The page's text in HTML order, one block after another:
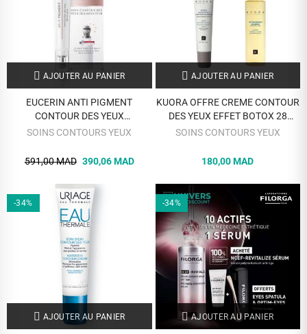
AJOUTER AU PANIER
EUCERIN ANTI PIGMENT
CONTOUR DES YEUX
ILLUMINATEUR 15 ML
SOINS CONTOURS YEUX
591,00 MAD 390,06 MAD
AJOUTER AU PANIER
KUORA OFFRE CREME CONTOUR
DES YEUX EFFET BOTOX 28
JOURS 15 ML + 1 SHAMPOOING
SOINS CONTOURS YEUX
180,00 MAD
-34%
AJOUTER AU PANIER
-34%
AJOUTER AU PANIER